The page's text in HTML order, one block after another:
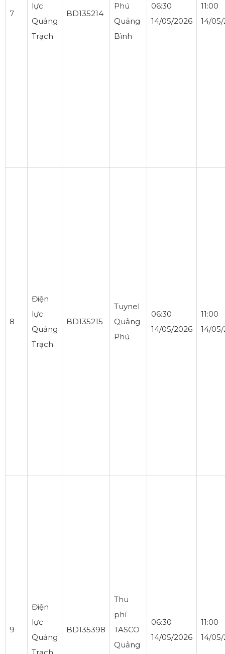
7
lực
Quảng
Trạch
BD135214
Phú
Quảng
Bình
06:30
14/05/2026
11:00
14/
8
Điện
lực
Quảng
Trạch
BD135215
Tuynel
Quảng
Phú
06:30
14/05/2026
11:00
14/
9
Điện
lực
Quảng
BD135398
Thu
phí
TASCO
Quảng
06:30
14/05/2026
11:00
14/